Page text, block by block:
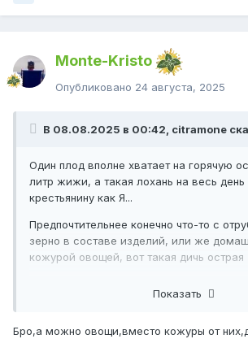
Monte-Kristo
Опубликовано 24 августа, 2025
В 08.08.2025 в 00:42, citramone
Один плод вполне хватает на горячую
литр жижи, а такая лохань на весь
крестьянину как Я...
Предпочтительнее конечно что-то с
зерно в составе изделий, или же
кожурой овощей, вот такая дичь острая
Показать
Бро,а можно овощи,вместо кожуры от